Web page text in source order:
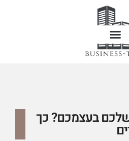
בעצמכם? כך